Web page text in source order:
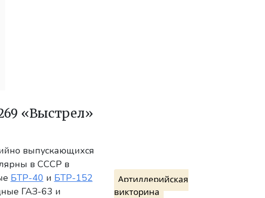
«Выстрел»
выпускающихся
в СССР в
БТР-40 и БТР-152
ГАЗ-63 и
Артиллерийская
викторина